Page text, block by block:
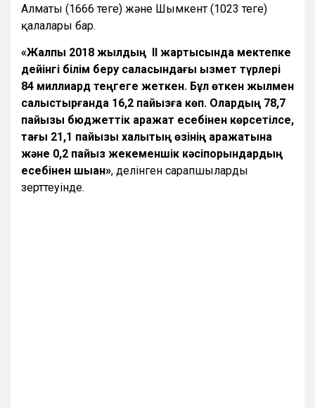
Алматы (1666 теңге) және Шымкент (1023 теңге)
қалалары бар.
«Жалпы 2018 жылдың II жартысында мектепке
дейінгі білім беру саласындағы қызмет түрлері
84 миллиард теңгеге жеткен. Бұл өткен жылмен
салыстырғанда 16,2 пайызға көп. Олардың 78,7
пайызы бюджеттік қаражат есебінен көрсетілсе,
тағы 21,1 пайызы халықтың өзінің қаражатына
және 0,2 пайыз жекеменшік кәсіпорындардың
есебінен шыққан», делінген сарапшылардың
зерттеуінде.